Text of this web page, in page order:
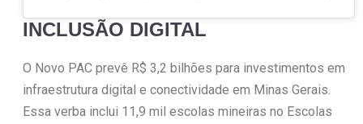
INCLUSÃO DIGITAL
O Novo PAC prevê R$ 3,2 bilhões para investimentos em
infraestrutura digital e conectividade em Minas Gerais.
Essa verba inclui 11,9 mil escolas mineiras no Escolas